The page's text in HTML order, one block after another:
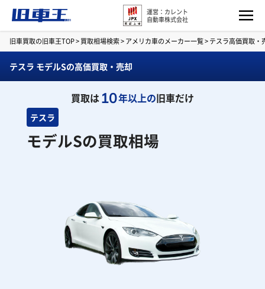
運営：カレント
自動車株式会社
旧車買取の旧車王TOP>買取相場検索>アメリカ車のメーカー一覧>テスラ高価買取・
テスラ モデルSの高価買取・売却
買取は10年以上の旧車だけ
テスラ
モデルSの買取相場